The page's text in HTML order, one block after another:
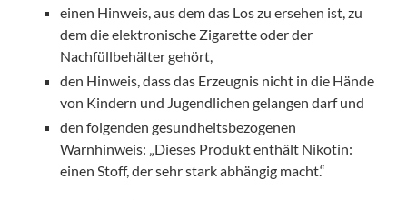
einen Hinweis, aus dem das Los zu ersehen ist, zu
dem die elektronische Zigarette oder der
Nachfüllbehälter gehört,
den Hinweis, dass das Erzeugnis nicht in die Hände
von Kindern und Jugendlichen gelangen darf und
den folgenden gesundheitsbezogenen
Warnhinweis: „Dieses Produkt enthält Nikotin:
einen Stoff, der sehr stark abhängig macht.“